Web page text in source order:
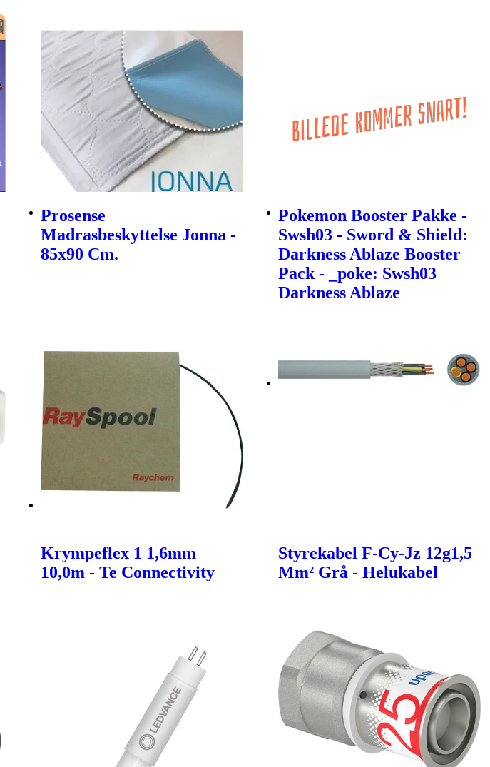
Prosense
Madrasbeskyttelse Jonna -
85x90 Cm.
Pokemon Booster Pakke -
Swsh03 - Sword & Shield:
Darkness Ablaze Booster
Pack - _poke: Swsh03
Darkness Ablaze
Krympeflex 1 1,6mm
10,0m - Te Connectivity
Styrekabel F-Cy-Jz 12g1,5
Mm² Grå - Helukabel